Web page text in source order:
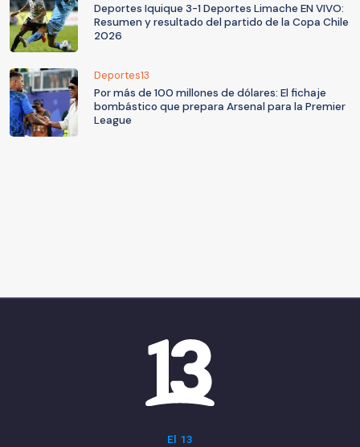
Deportes Iquique 3-1 Deportes Limache EN VIVO:
Resumen y resultado del partido de la Copa Chile
2026
Deportes13
Por más de 100 millones de dólares: El fichaje
bombástico que prepara Arsenal para la Premier
League
El 13